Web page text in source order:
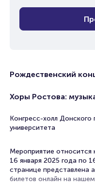
Рождественский
Хоры Ростова:
Конгресс-холл Донского
университета
Мероприятие относится
16 января 2025 года по
странице
билетов онлайн на